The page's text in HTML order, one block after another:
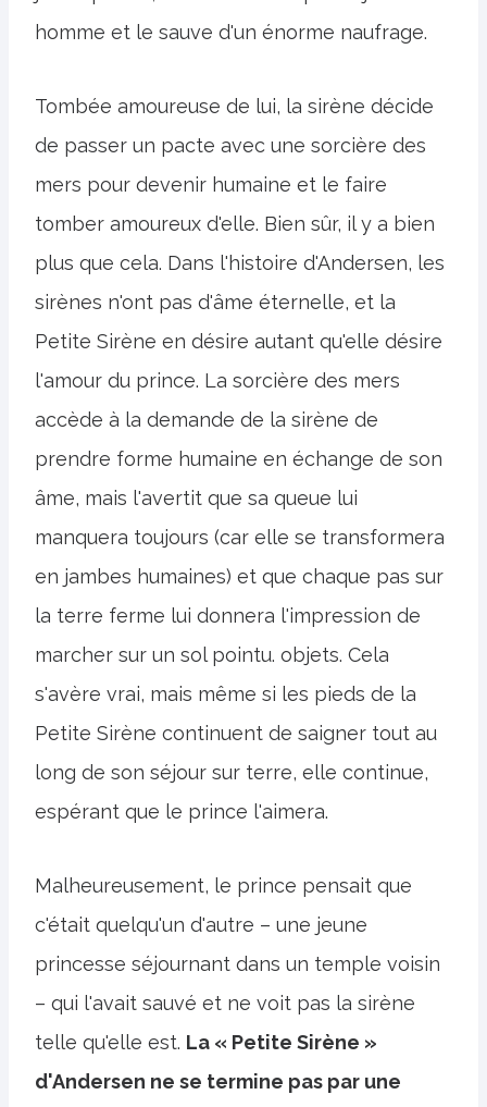
homme et le sauve d'un énorme naufrage.
Tombée amoureuse de lui, la sirène décide
de passer un pacte avec une sorcière des
mers pour devenir humaine et le faire
tomber amoureux d'elle. Bien sûr, il y a bien
plus que cela. Dans l'histoire d'Andersen, les
sirènes n'ont pas d'âme éternelle, et la
Petite Sirène en désire autant qu'elle désire
l'amour du prince. La sorcière des mers
accède à la demande de la sirène de
prendre forme humaine en échange de son
âme, mais l'avertit que sa queue lui
manquera toujours (car elle se transformera
en jambes humaines) et que chaque pas sur
la terre ferme lui donnera l'impression de
marcher sur un sol pointu. objets. Cela
s'avère vrai, mais même si les pieds de la
Petite Sirène continuent de saigner tout au
long de son séjour sur terre, elle continue,
espérant que le prince l'aimera.
Malheureusement, le prince pensait que
c'était quelqu'un d'autre – une jeune
princesse séjournant dans un temple voisin
– qui l'avait sauvé et ne voit pas la sirène
telle qu'elle est. La « Petite Sirène »
d'Andersen ne se termine pas par une